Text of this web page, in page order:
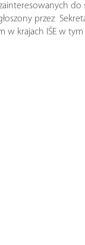
przez
krajach IŚE w